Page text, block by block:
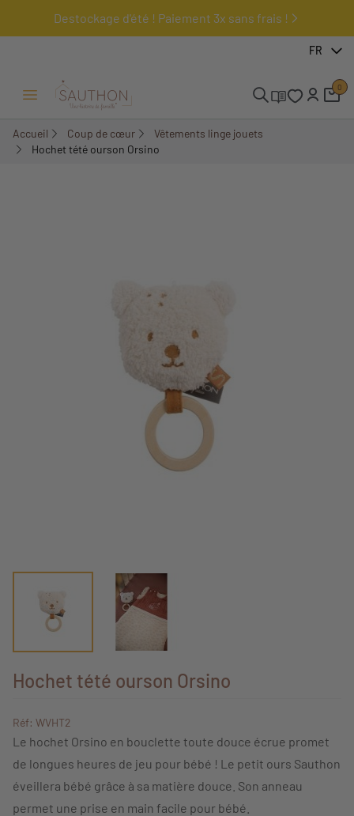
Destockage d'été ! Paiement 3x sans frais !
FR
Ouvrir/Fermer menu
0
Accueil Coup de cœur
Vêtements linge jouets
Hochet tété ourson Orsino
Hochet tété ourson Orsino
Réf: WVHT2
Le hochet Orsino en bouclette toute douce écrue promet
de longues heures de jeu pour bébé ! Le petit ours Sauthon
éveillera bébé grâce à sa matière douce. Son anneau
permet une prise en main facile pour bébé.